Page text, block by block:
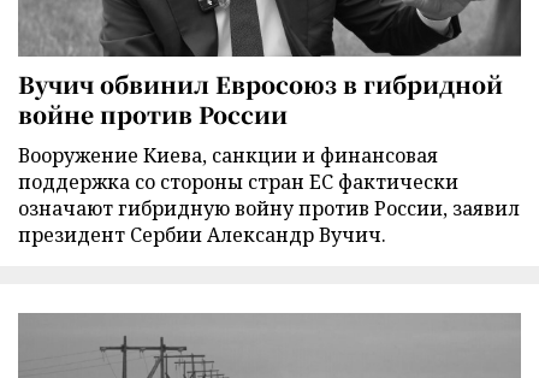
Вучич обвинил Евросоюз в гибридной
войне против России
Вооружение Киева, санкции и финансовая
поддержка со стороны стран ЕС фактически
означают гибридную войну против России, заявил
президент Сербии Александр Вучич.